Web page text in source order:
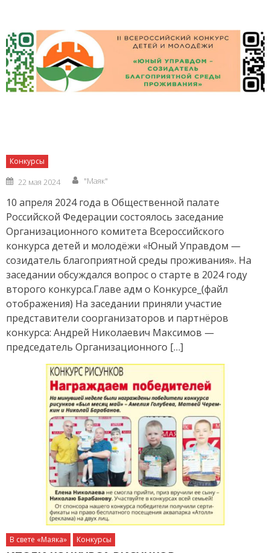
Конкурсы
Posted
on
22 мая 2024 Author
"Маяк"
10 апреля 2024 года в Общественной палате
Российской Федерации состоялось заседание
Организационного комитета Всероссийского
конкурса детей и молодёжи «Юный Управдом —
созидатель благоприятной среды проживания». На
заседании обсуждался вопрос о старте в 2024 году
второго конкурса.Главе адм о Конкурсе_(файл
отображения) На заседании приняли участие
представители соорганизаторов и партнёров
конкурса: Андрей Николаевич Максимов —
председатель Организационного […]
В свете «Маяка» Конкурсы